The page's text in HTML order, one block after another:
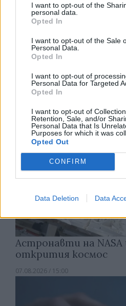
I want to opt-out of the
personal data.
Opted In
I want to opt-out of the Sale
Personal Data.
Opted In
I want to opt-out of
Personal Data for Targeted
Opted In
I want to opt-out of
Retention, Sale, and/or
Personal Data that Is
Purposes for which it was
Opted Out
CONFIRM
Data Deletion Data
Изкуствен интелект
07.08.2026 / 15:30
Астронавти на NASA
открития космос
07.08.2026 / 15:00